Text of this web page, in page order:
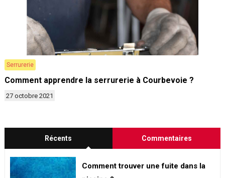
Serrurerie
Comment apprendre la serrurerie à Courbevoie ?
27 octobre 2021
Récents Commentaires
Comment trouver une fuite dans la